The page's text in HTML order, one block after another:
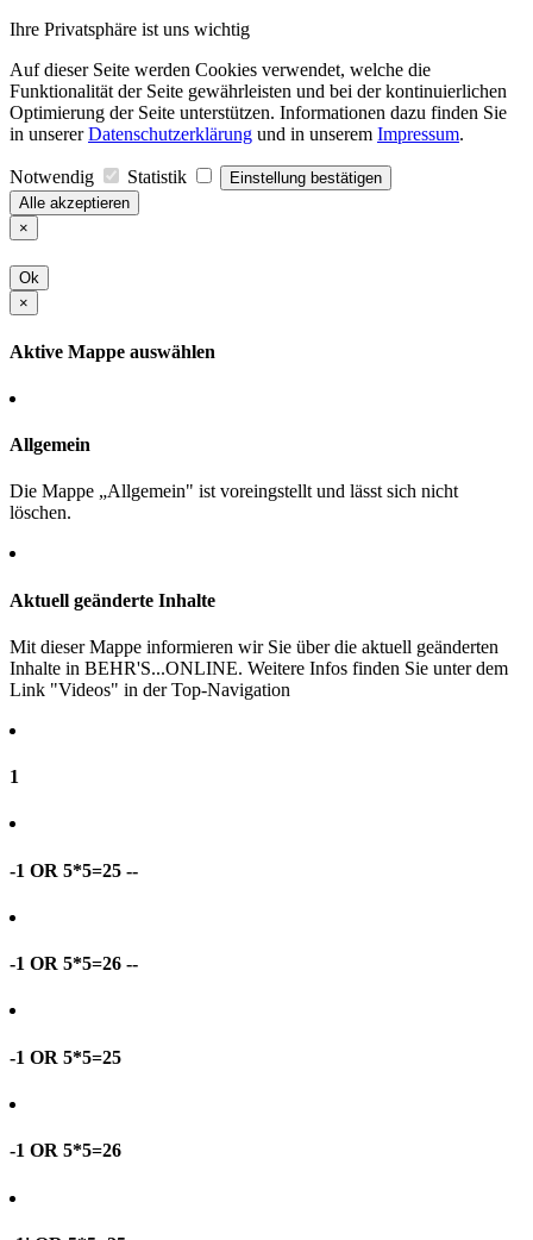
Ihre Privatsphäre ist uns wichtig
Auf dieser Seite werden Cookies verwendet, welche die
Funktionalität der Seite gewährleisten und bei der kontinuierlichen
Optimierung der Seite unterstützen. Informationen dazu finden Sie
in unsererDatenschutzerklärung und in unserem Impressum.
Notwendig Statistik
Einstellung bestätigen
Alle akzeptieren
×
Ok
×
Aktive Mappe auswählen
Allgemein
Die Mappe „Allgemein" ist voreingstellt und lässt sich nicht
löschen.
Aktuell geänderte Inhalte
Mit dieser Mappe informieren wir Sie über die aktuell geänderten
Inhalte in BEHR'S...ONLINE. Weitere Infos finden Sie unter dem
Link "Videos" in der Top-Navigation
1
-1 OR 5*5=25 --
-1 OR 5*5=26 --
-1 OR 5*5=25
-1 OR 5*5=26